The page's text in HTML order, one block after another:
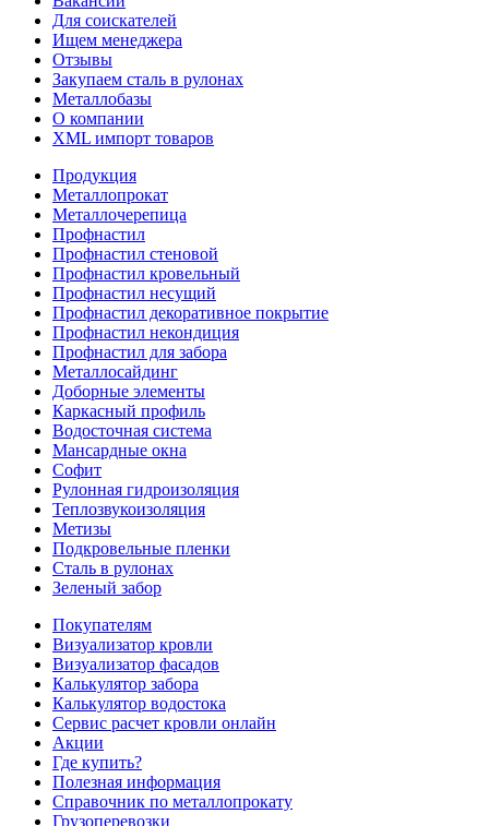
Для соискателей
Ищем менеджера
Отзывы
Закупаем сталь в рулонах
Металлобазы
О компании
XML импорт товаров
Продукция
Металлопрокат
Металлочерепица
Профнастил
Профнастил стеновой
Профнастил кровельный
Профнастил несущий
Профнастил декоративное покрытие
Профнастил некондиция
Профнастил для забора
Металлосайдинг
Доборные элементы
Каркасный профиль
Водосточная система
Мансардные окна
Софит
Рулонная гидроизоляция
Теплозвукоизоляция
Метизы
Подкровельные пленки
Сталь в рулонах
Зеленый забор
Покупателям
Визуализатор кровли
Визуализатор фасадов
Калькулятор забора
Калькулятор водостока
Сервис расчет кровли онлайн
Акции
Где купить?
Полезная информация
Справочник по металлопрокату
Грузоперевозки